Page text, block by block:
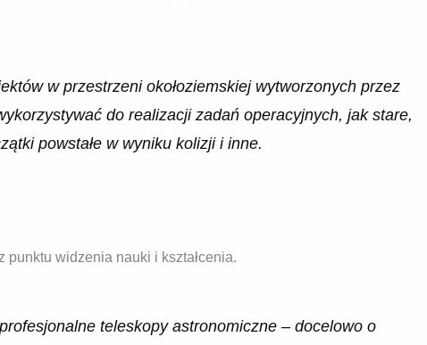
w przestrzeni okołoziemskiej wytworzonych przez
do realizacji zadań operacyjnych, jak stare,
powstałe w wyniku kolizji i inne.
punktu widzenia nauki i kształcenia.
teleskopy astronomiczne – docelowo o